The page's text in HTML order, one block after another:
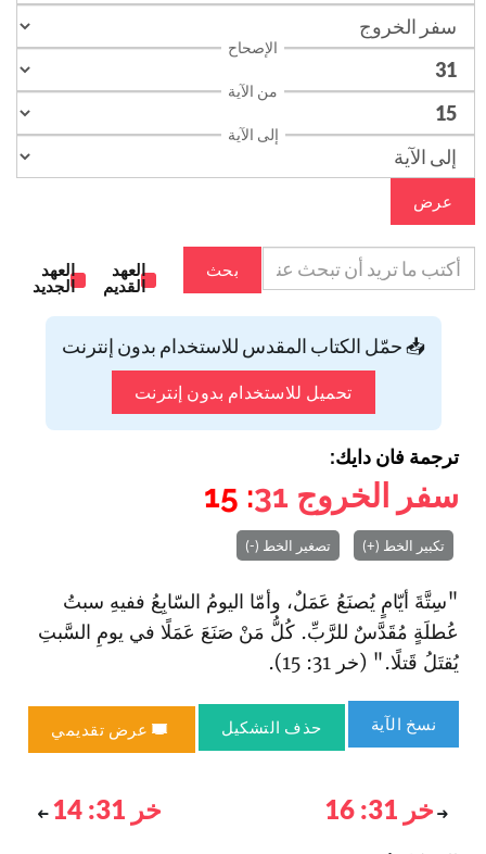
الإصحاح
من الآية
إلى الآية
عرض
بحث
العهد
القديم
العهد
الجديد
📥 حمّل الكتاب المقدس للاستخدام بدون إنترنت
تحميل للاستخدام بدون إنترنت
ترجمة فان دايك:
سفر الخروج 31
: 15
تكبير الخط (+) تصغير الخط (-)
"سِتَّةَ أيّامٍ يُصنَعُ عَمَلٌ، وأمّا اليومُ السّابِعُ ففيهِ سبتُ
عُطلَةٍ مُقَدَّسٌ للرَّبِّ. كُلُّ مَنْ صَنَعَ عَمَلًا في يومِ السَّبتِ
يُقتَلُ قَتلًا." (خر 31: 15).
نسخ الآية حذف التشكيل عرض تقديمي
خر 31: 16 خر 31: 14